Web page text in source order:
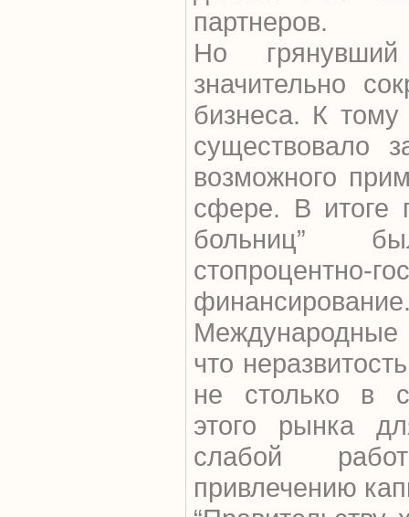
партнеров.
Но грянувший
значительно
бизнеса. К
существовало
возможного
сфере. В итоге
больниц”
стопроцентно-
Международные
что
не столько в
этого рынка
слабой
привлечению